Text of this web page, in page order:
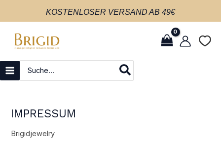
KOSTENLOSER VERSAND AB 49€
for:
IMPRESSUM
Brigidjewelry